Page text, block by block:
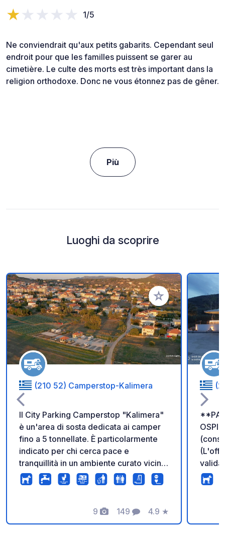
1/5
Ne conviendrait qu'aux petits gabarits. Cependant seul
endroit pour que les familles puissent se garer au
cimetière. Le culte des morts est très important dans la
religion orthodoxe. Donc ne vous étonnez pas de gêner.
Più
Luoghi da scoprire
Aggiungi ai tuoi
(210 52) Camperstop-Kalimera
Il City Parking Camperstop "Kalimera"
è un'area di sosta dedicata ai camper
fino a 5 tonnellate. È particolarmente
indicato per chi cerca pace e
tranquillità in un ambiente curato vicino
alla città (400 m). Il Teatro di Epidauro
dista 4 km. I proprietari parlano
Servizi moderni per camper, inclusi
servizi igienici e docce. Piazzole
9
Foto
149
Commenti
4.9
Valutazione
★
valida
al
posto